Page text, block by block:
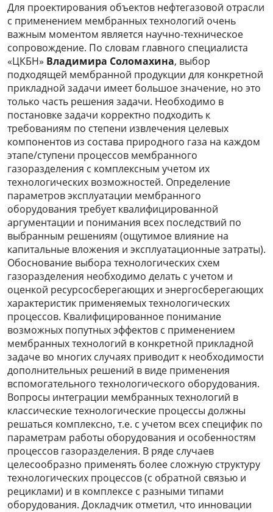
Для проектирования объектов нефтегазовой отрасли
с применением мембранных технологий очень
важным моментом является научно-техническое
сопровождение. По словам главного специалиста
«ЦКБН» Владимира Соломахина, выбор
подходящей мембранной продукции для конкретной
прикладной задачи имеет большое значение, но это
только часть решения задачи. Необходимо в
постановке задачи корректно подходить к
требованиям по степени извлечения целевых
компонентов из состава природного газа на каждом
этапе/ступени процессов мембранного
газоразделения с комплексным учетом их
технологических возможностей. Определение
параметров эксплуатации мембранного
оборудования требует квалифицированной
аргументации и понимания всех последствий по
выбранным решениям (ощутимое влияние на
капитальные вложения и эксплуатационные затраты).
Обоснование выбора технологических схем
газоразделения необходимо делать с учетом и
оценкой ресурсосберегающих и энергосберегающих
характеристик применяемых технологических
процессов. Квалифицированное понимание
возможных попутных эффектов с применением
мембранных технологий в конкретной прикладной
задаче во многих случаях приводит к необходимости
дополнительных решений в виде применения
вспомогательного технологического оборудования.
Вопросы интеграции мембранных технологий в
классические технологические процессы должны
решаться комплексно, т.е. с учетом всех специфик по
параметрам работы оборудования и особенностям
процессов газоразделения. В ряде случаев
целесообразно применять более сложную структуру
технологических процессов (с обратной связью и
рециклами) и в комплексе с разными типами
оборудования. Докладчик отметил, что инновации